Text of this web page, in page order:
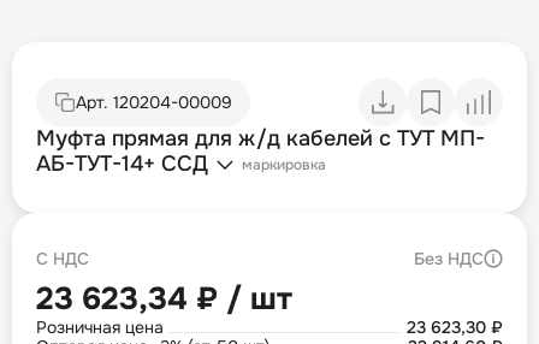
Арт. 120204-00009
Муфта прямая для ж/д кабелей с ТУТ МП-
АБ-ТУТ-14+ ССД
маркировка
С НДС Без НДС
23 623,34 ₽ / шт
Розничная цена
23 623,30 ₽